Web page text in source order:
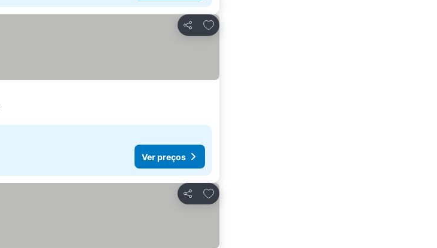
Partilhar
Adicionar aos favoritos
Ver preços
Partilhar
Adicionar aos favoritos